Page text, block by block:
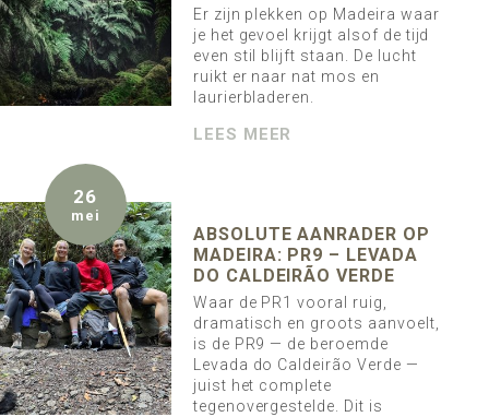
Er zijn plekken op Madeira waar
je het gevoel krijgt alsof de tijd
even stil blijft staan. De lucht
ruikt er naar nat mos en
laurierbladeren.
LEES MEER
26
mei
ABSOLUTE AANRADER OP
MADEIRA: PR9 – LEVADA
DO CALDEIRÃO VERDE
Waar de PR1 vooral ruig,
dramatisch en groots aanvoelt,
is de PR9 — de beroemde
Levada do Caldeirão Verde —
juist het complete
tegenovergestelde. Dit is